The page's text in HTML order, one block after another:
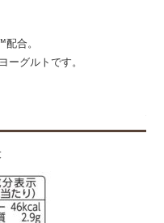
合。
ーグルトです。